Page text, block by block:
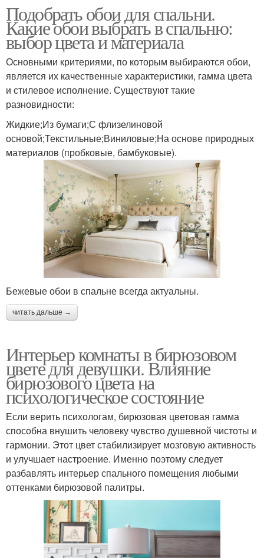
Подобрать обои для спальни.
Какие обои выбрать в спальню:
выбор цвета и материала
Основными критериями, по которым выбираются обои,
является их качественные характеристики, гамма цвета
и стилевое исполнение. Существуют такие
разновидности:
Жидкие;Из бумаги;С флизелиновой
основой;Текстильные;Виниловые;На основе природных
материалов (пробковые, бамбуковые).
Бежевые обои в спальне всегда актуальны.
читать дальше →
Интерьер комнаты в бирюзовом
цвете для девушки. Влияние
бирюзового цвета на
психологическое состояние
Если верить психологам, бирюзовая цветовая гамма
способна внушить человеку чувство душевной чистоты и
гармонии. Этот цвет стабилизирует мозговую активность
и улучшает настроение. Именно поэтому следует
разбавлять интерьер спального помещения любыми
оттенками бирюзовой палитры.